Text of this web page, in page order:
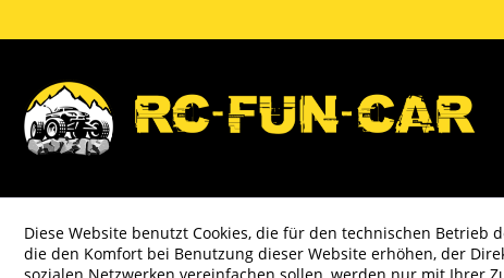
Diese Website benutzt Cookies, die für den technischen
die den Komfort bei Benutzung dieser Website erhöhen, der